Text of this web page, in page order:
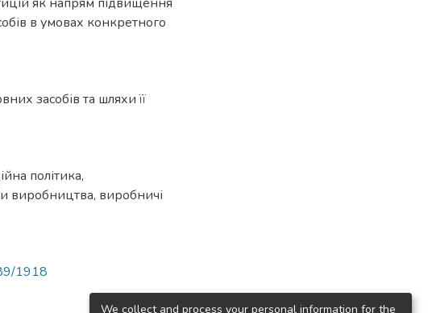
в умовах конкретного
засобів та шляхи її
політика,
виробництва, виробничі
1918
We collect and process your personal information for the